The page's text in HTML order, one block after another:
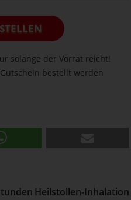
solange der Vorrat reicht!
bestellt werden
Heilstollen-Inhalation